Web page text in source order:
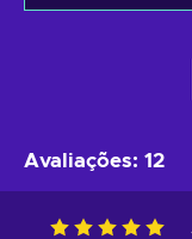
Avaliações: 12